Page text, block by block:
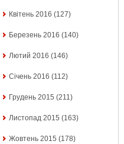
Квітень 2016 (127)
Березень 2016 (140)
Лютий 2016 (146)
Січень 2016 (112)
Грудень 2015 (211)
Листопад 2015 (163)
Жовтень 2015 (178)